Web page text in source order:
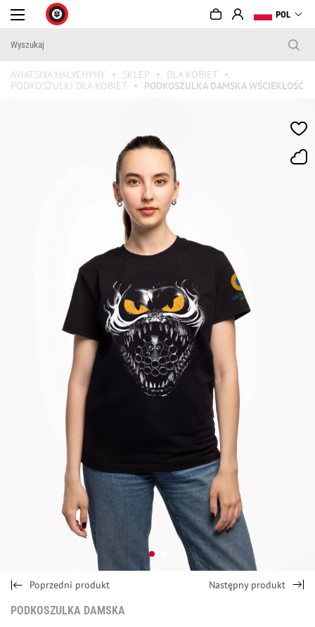
POL
AVIATSIYA HALYCHYNY SKLEP
DLA KOBIET
PODKOSZULKI DLA KOBIET
PODKOSZULKA DAMSKA WŚCIEKŁOŚĆ
Poprzedni produkt Następny produkt
PODKOSZULKA DAMSKA